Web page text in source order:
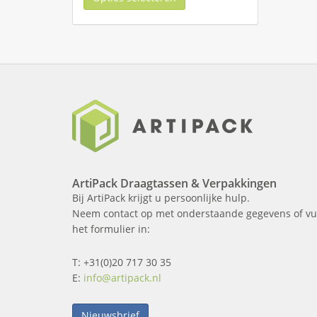
ArtiPack Draagtassen & Verpakkingen
Bij ArtiPack krijgt u persoonlijke hulp.
Neem contact op met onderstaande gegevens of
het formulier in:
T: +31(0)20 717 30 35
E: info@artipack.nl